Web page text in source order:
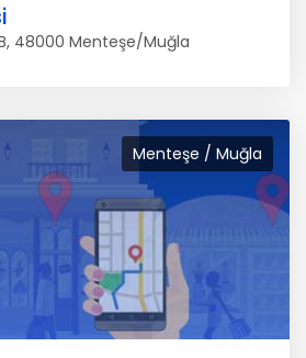
48000 Menteşe/Muğla
Menteşe / Muğla